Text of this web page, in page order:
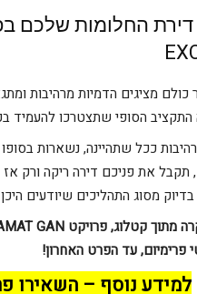
החלומות שלכם
מציגים הדמיות מרהיבות
הסופי שתצטרכו להעמיד
ככל שתהיינה, נשארות
את פניכם דירה ריקה ורק
מסוג התהליכים שיודעים
מתוך קטלוג, פרויקט GAN
פרימיום, עד הפרט האחרון!
למידע נוסף – השאירו